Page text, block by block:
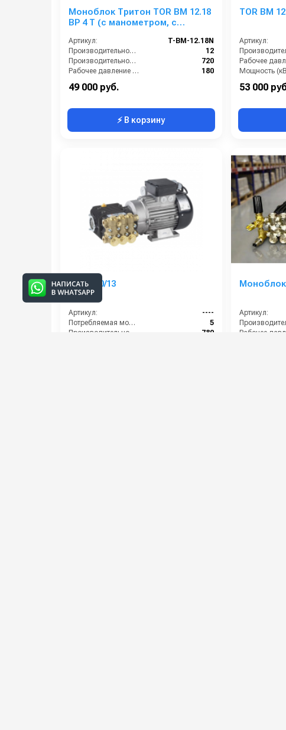
Моноблок Тритон TOR ВМ 12.18
ВР 4 Т (с манометром, с
давления SVL17 170 бар, без
электрики)
Артикул:
T-BM-12.18N
Производительность (л/мин):
12
Производительность (л/ч):
720
Рабочее давление (бар):
180
Мощность (кВт):
49 000 руб.
⚡ В корзину
TOR BM
Артикул:
Мощность
53 000
АВД 180/13
Артикул:
----
Потребляемая мощность (кВт):
5
780
Моноблок
Артикул: